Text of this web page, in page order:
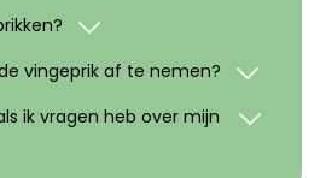
vingeprik af te nemen?
ik vragen heb over mijn